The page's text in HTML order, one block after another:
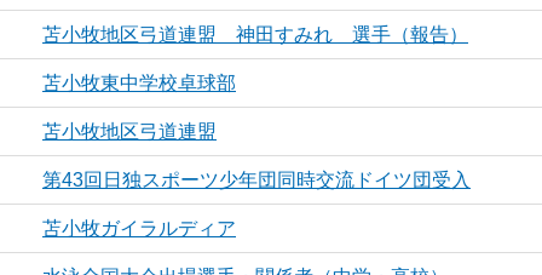
苫小牧地区弓道連盟 神田すみれ 選手（報告）
苫小牧東中学校卓球部
苫小牧地区弓道連盟
第43回日独スポーツ少年団同時交流ドイツ団受入
苫小牧ガイラルディア